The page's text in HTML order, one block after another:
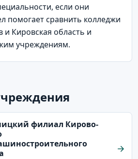
если они
помогает сравнить колледжи
и Кировская область и
учреждениям.
филиал Кирово-